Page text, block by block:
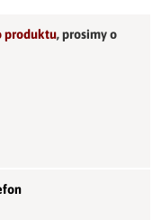
produktu,prosimy o